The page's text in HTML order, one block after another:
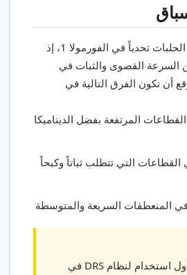
تُعد حلبة سبا من أكثر الحلبات تحدياً في الفورمولا 1، إذ
السرعة القصوى والثبات في
أن تكون الفرق التالية في
المرتفعة بفضل الديناميكا
التي تتطلب ثباتاً وكبحاً
المنعطفات السريعة والمتوسطة
سباق بلجيكا شهد أول استخدام لنظام DRS في